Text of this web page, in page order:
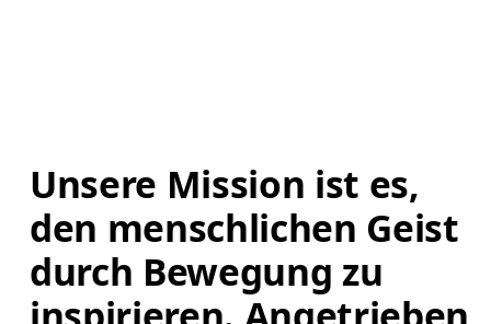
Unsere Mission ist es,
den menschlichen Geist
durch Bewegung zu